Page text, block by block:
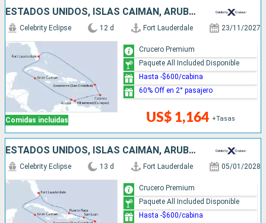
ESTADOS UNIDOS, ISLAS CAIMÁN, ARUBA, SANTA LUCIA
Comidas incluidas
Celebrity Eclipse 12 d Fort Lauderdale 23/11/2027
US$ 1,164 +Tasas
Crucero Premium
Paquete All Included Disponible
Hasta -$600/cabina
60% Off en 2° pasajero
ESTADOS UNIDOS, ISLAS CAIMÁN, ARUBA, SANTA LUCIA, PUERTO RICO, REPÚBLICA DOMINICANA
Celebrity Eclipse 13 d Fort Lauderdale 05/01/2028
Crucero Premium
Paquete All Included Disponible
Hasta -$600/cabina